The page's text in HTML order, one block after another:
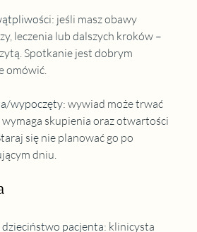
: jeśli masz obawy
leczenia lub dalszych kroków –
Spotkanie jest dobrym
omówić.
wypoczęty: wywiad może trwać
skupienia oraz otwartości
się nie planować go po
dniu.
pacjenta: klinicysta